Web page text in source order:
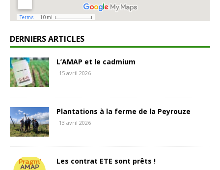
DERNIERS ARTICLES
L’AMAP et le cadmium
15 avril 2026
Plantations à la ferme de la Peyrouze
13 avril 2026
Les contrat ETE sont prêts !